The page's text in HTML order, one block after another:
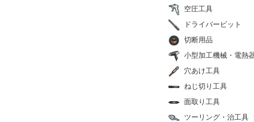
空圧工具
ドライバービット
切断用品
小型加工機械・電熱
穴あけ工具
ねじ切り工具
面取り工具
ツーリング・治工具